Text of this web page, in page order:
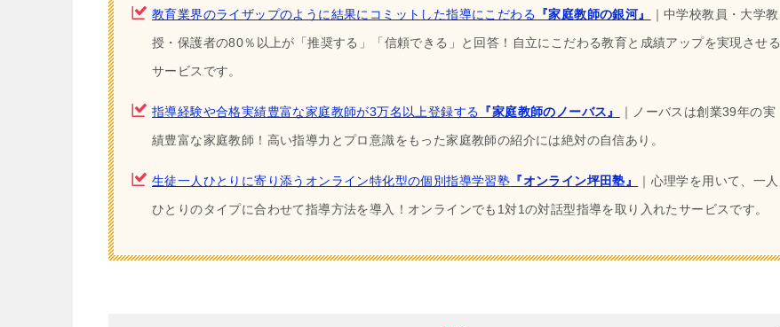
教育業界のライザップのように結果にコミットした指導にこだわる 『家庭教師の銀河』
｜中学校教員・大学教
授・保護者の80％以上が「推奨する」「信頼できる」と回答！自立にこだわる教育と成績アップを実現させる
サービスです。
指導経験や合格実績豊富な家庭教師が3万名以上登録する 『家庭教師のノーバス』
｜ノーバスは創業39年の実
績豊富な家庭教師！高い指導力とプロ意識をもった家庭教師の紹介には絶対の自信あり。
生徒一人ひとりに寄り添うオンライン特化型の個別指導学習塾 『オンライン坪田塾』
｜心理学を用いて、一人
ひとりのタイプに合わせて指導方法を導入！オンラインでも1対1の対話型指導を取り入れたサービスです。